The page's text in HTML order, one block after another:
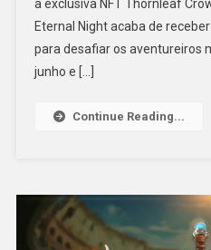
a exclusiva NFT Thornleaf
Eternal Night acaba de
para desafiar os aventureiros
junho e […]
Continue Reading...